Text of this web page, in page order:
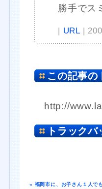
勝手でス
| URL |
この記事の
http://
トラックバ
« 福岡市に、お子さん１人で